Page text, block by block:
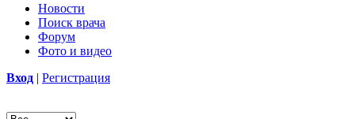
Новости
Поиск врача
Форум
Фото и видео
Вход | Регистрация